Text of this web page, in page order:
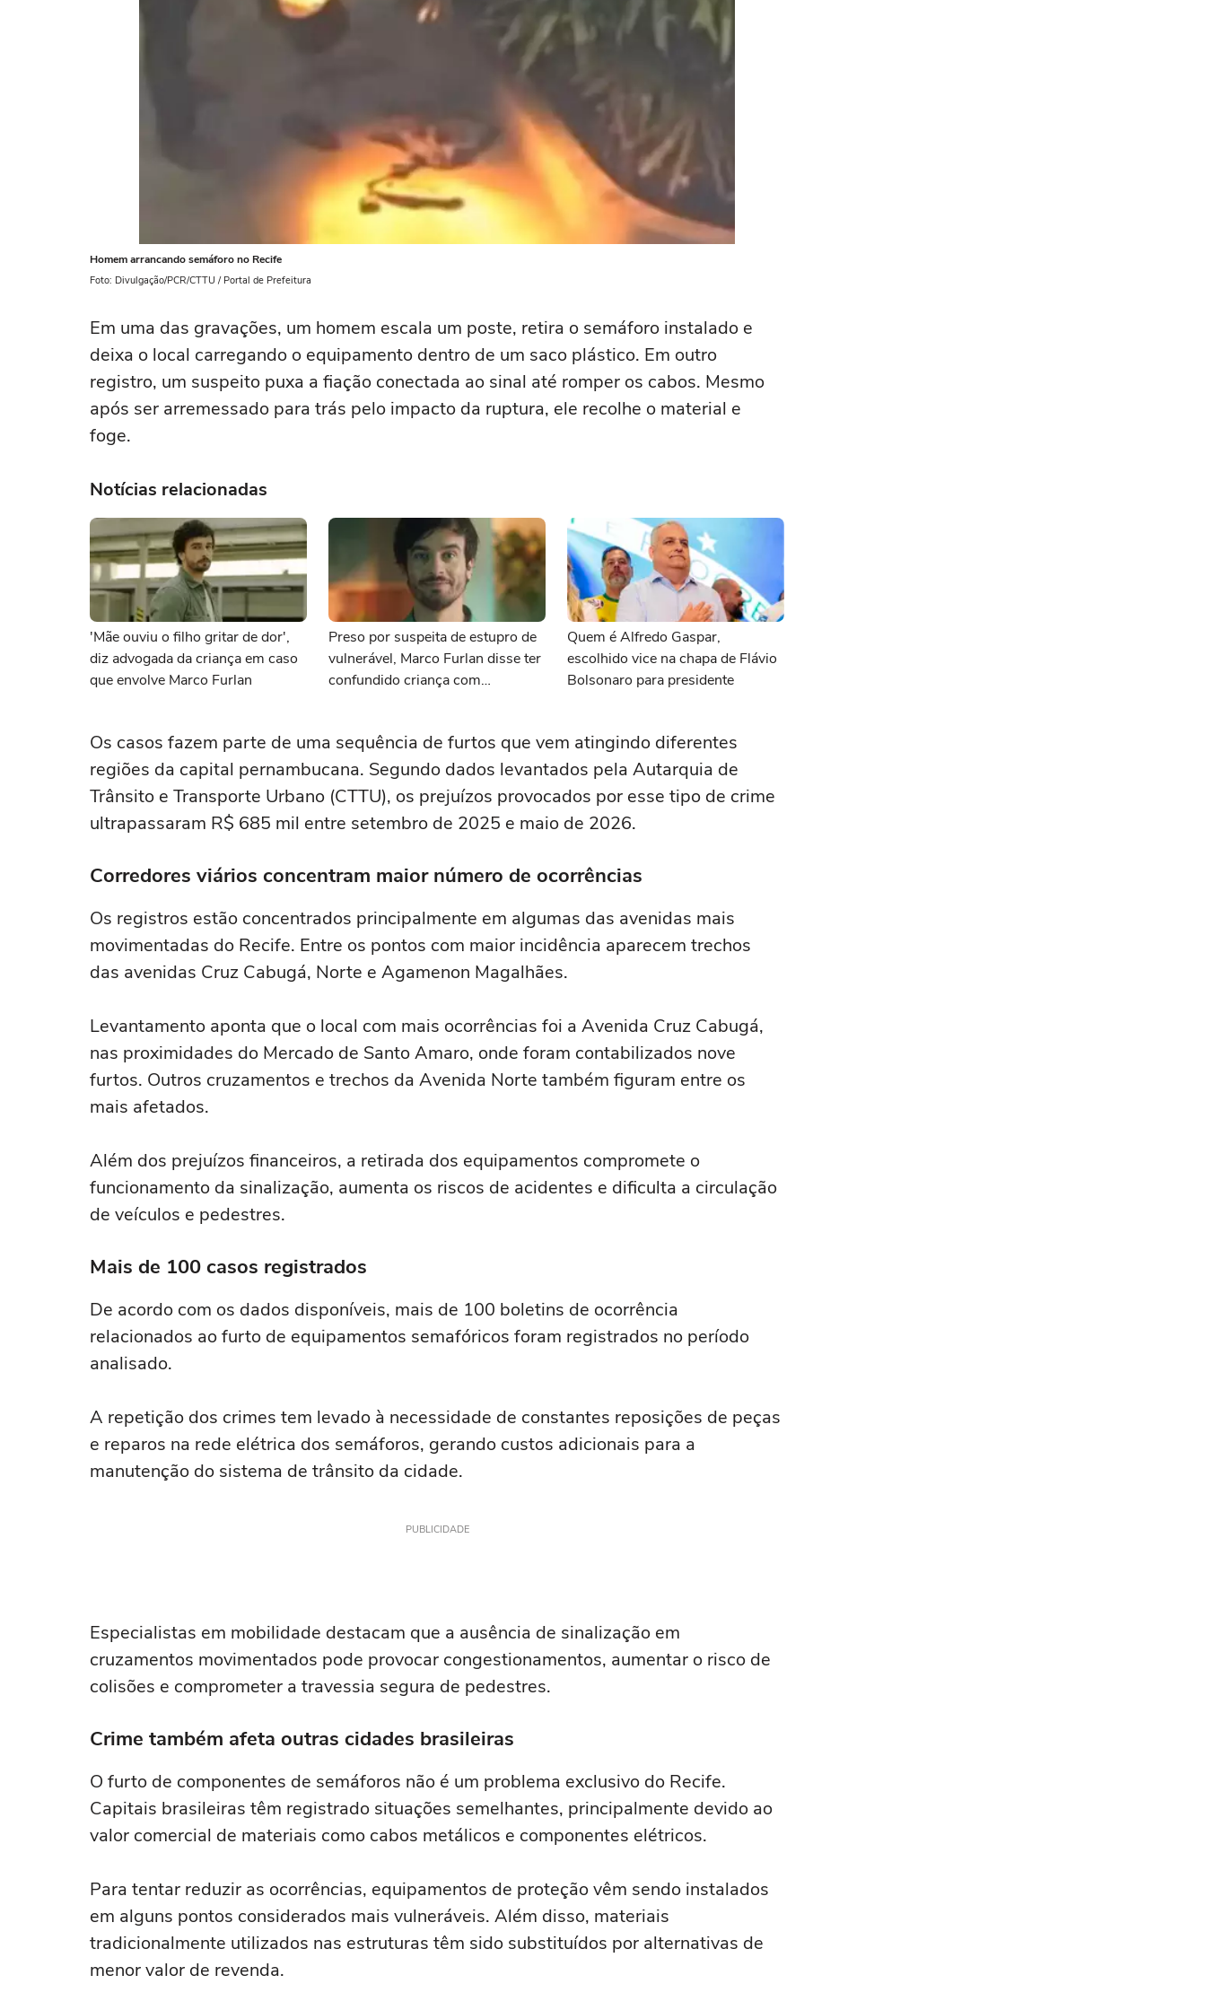
Homem arrancando semáforo no Recife
Foto: Divulgação/PCR/CTTU / Portal de Prefeitura
Em uma das gravações, um homem escala um poste, retira o semáforo instalado e
deixa o local carregando o equipamento dentro de um saco plástico. Em outro
registro, um suspeito puxa a fiação conectada ao sinal até romper os cabos. Mesmo
após ser arremessado para trás pelo impacto da ruptura, ele recolhe o material e
foge.
Notícias relacionadas
'Mãe ouviu o filho gritar de dor',
diz advogada da criança em caso
que envolve Marco Furlan
Preso por suspeita de estupro de
vulnerável, Marco Furlan disse ter
confundido criança com
Quem é Alfredo Gaspar,
escolhido vice na chapa de Flávio
Bolsonaro para presidente
Os casos fazem parte de uma sequência de furtos que vem atingindo diferentes
regiões da capital pernambucana. Segundo dados levantados pela Autarquia de
Trânsito e Transporte Urbano (CTTU), os prejuízos provocados por esse tipo de crime
ultrapassaram R$ 685 mil entre setembro de 2025 e maio de 2026.
Corredores viários concentram maior número de ocorrências
Os registros estão concentrados principalmente em algumas das avenidas mais
movimentadas do Recife. Entre os pontos com maior incidência aparecem trechos
das avenidas Cruz Cabugá, Norte e Agamenon Magalhães.
Levantamento aponta que o local com mais ocorrências foi a Avenida Cruz Cabugá,
nas proximidades do Mercado de Santo Amaro, onde foram contabilizados nove
furtos. Outros cruzamentos e trechos da Avenida Norte também figuram entre os
mais afetados.
Além dos prejuízos financeiros, a retirada dos equipamentos compromete o
funcionamento da sinalização, aumenta os riscos de acidentes e dificulta a circulação
de veículos e pedestres.
Mais de 100 casos registrados
De acordo com os dados disponíveis, mais de 100 boletins de ocorrência
relacionados ao furto de equipamentos semafóricos foram registrados no período
analisado.
A repetição dos crimes tem levado à necessidade de constantes reposições de peças
e reparos na rede elétrica dos semáforos, gerando custos adicionais para a
manutenção do sistema de trânsito da cidade.
PUBLICIDADE
Especialistas em mobilidade destacam que a ausência de sinalização em
cruzamentos movimentados pode provocar congestionamentos, aumentar o risco de
colisões e comprometer a travessia segura de pedestres.
Crime também afeta outras cidades brasileiras
O furto de componentes de semáforos não é um problema exclusivo do Recife.
Capitais brasileiras têm registrado situações semelhantes, principalmente devido ao
valor comercial de materiais como cabos metálicos e componentes elétricos.
Para tentar reduzir as ocorrências, equipamentos de proteção vêm sendo instalados
em alguns pontos considerados mais vulneráveis. Além disso, materiais
tradicionalmente utilizados nas estruturas têm sido substituídos por alternativas de
menor valor de revenda.